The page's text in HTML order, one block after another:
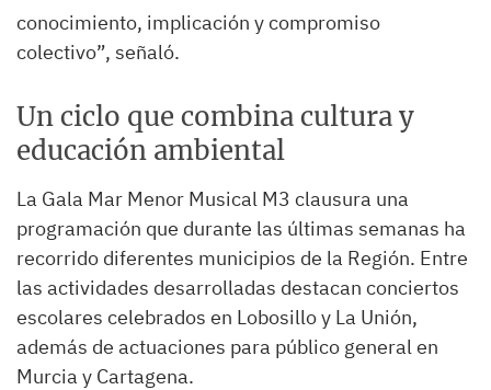
conocimiento, implicación y compromiso
colectivo”, señaló.
Un ciclo que combina cultura y
educación ambiental
La Gala Mar Menor Musical M3 clausura una
programación que durante las últimas semanas ha
recorrido diferentes municipios de la Región. Entre
las actividades desarrolladas destacan conciertos
escolares celebrados en Lobosillo y La Unión,
además de actuaciones para público general en
Murcia y Cartagena.